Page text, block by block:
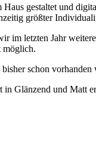
gestaltet und
größter
im letzten Jahr
möglich.
schon
in Glänzend und Matt